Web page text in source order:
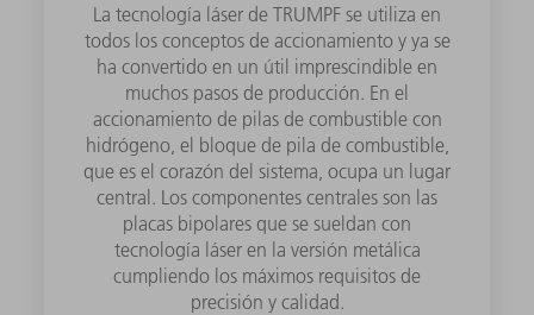
La tecnología láser de TRUMPF se utiliza en
todos los conceptos de accionamiento y ya se
ha convertido en un útil imprescindible en
muchos pasos de producción. En el
accionamiento de pilas de combustible con
hidrógeno, el bloque de pila de combustible,
que es el corazón del sistema, ocupa un lugar
central. Los componentes centrales son las
placas bipolares que se sueldan con
tecnología láser en la versión metálica
cumpliendo los máximos requisitos de
precisión y calidad.